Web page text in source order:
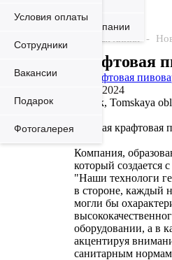
Пивоваренные компании
Условия оплаты
Сотрудники
Вакансии
Подарок
Фотогалерея
-
03.04.2024
Tomsk, Tomskaya
Частная
Компания,
который создается
"Наши технологи
в стороне, каждый
могли бы
оборудовании, а в
акцентируя
санитарным